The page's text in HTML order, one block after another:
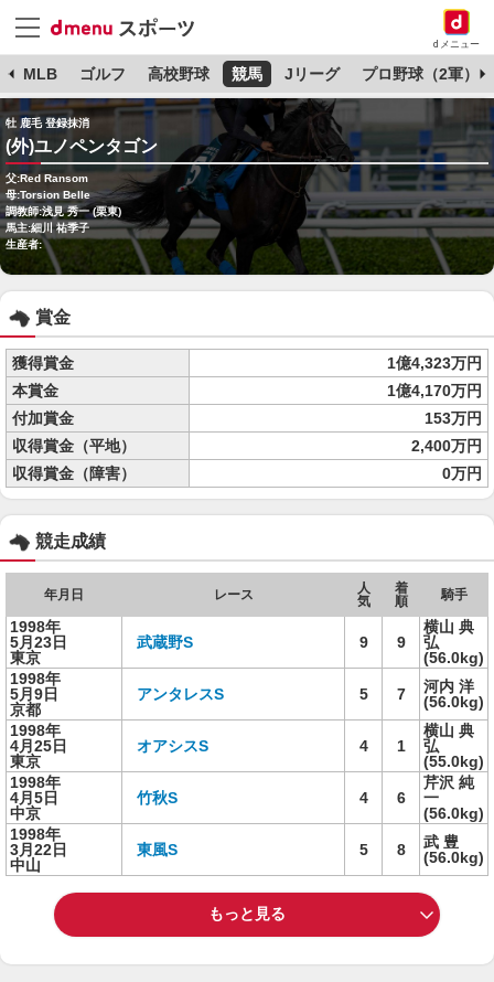
dメニュー
MLB ゴルフ 高校野球 競馬 Jリーグ プロ野球（2軍）
牡 鹿毛 登録抹消
(外)ユノペンタゴン
父:Red Ransom
母:Torsion Belle
調教師:浅見 秀一 (栗東)
馬主:細川 祐季子
生産者:
賞金
獲得賞金
1億4,323万円
本賞金
1億4,170万円
付加賞金
153万円
収得賞金（平地）
2,400万円
収得賞金（障害）
0万円
競走成績
年月日 レース
人
気
着
順
騎手
1998年
5月23日
東京
武蔵野S 9 9
横山 典
弘
(56.0kg)
1998年
5月9日
京都
アンタレスS 5 7
河内 洋
(56.0kg)
1998年
4月25日
東京
オアシスS 4 1
横山 典
弘
(55.0kg)
1998年
4月5日
中京
竹秋S 4 6
芹沢 純
一
(56.0kg)
1998年
3月22日
中山
東風S 5 8
武 豊
(56.0kg)
もっと見る